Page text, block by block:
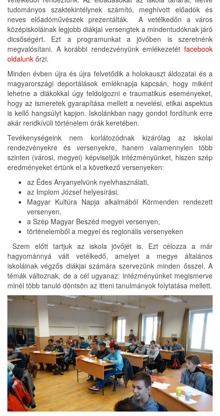
tudományos szaktekintélynek számító, meghívott előadók és
neves előadóművészek prezentálták. A vetélkedőn a város
középiskoláinak legjobb diákjai versengtek a mindentudóknak járó
dicsőségért. Ezt a programunkat a jövőben is szeretnénk
megvalósítani. A korábbi rendezvényünk emlékezetét facebook
oldalunk őrzi.
Minden évben újra és újra felvetődik a holokauszt áldozatai és a
magyarországi deportálások emléknapja kapcsán, hogy miként
lehetne a diákokkal úgy feldolgozni e traumatikus eseményeket,
hogy az ismeretek gyarapítása mellett a nevelési, etikai aspektus
is kellő hangsúlyt kapjon. Iskolánkban nagy gondot fordítunk erre
akár rendkívüli történelem órák keretében.
Tevékenységeink nem korlátozódnak kizárólag az iskolai
rendezvényekre és versenyekre, hanem valamennyien több
szinten (városi, megyei) képviseljük intézményünket, hiszen szép
eredményeket értünk el a következő versenyeken:
az Édes Anyanyelvünk nyelvhasználati,
az Implom József helyesírási,
Magyar Kultúra Napja alkalmából Körmenden rendezett
versenyen,
a Szép Magyar Beszéd megyei versenyen,
történelemből a megyei és regionális versenyeken
Szem előtt tartjuk az iskola jövőjét is. Ezt célozza a már
hagyománnyá vált vetélkedő, amelyet a megye általános
iskoláinak végzős diákjai számára szervezünk minden ősszel. A
témák változnak, de a cél ugyanaz: intézményünket megismerve
minél több tanuló döntsön az itteni tanulmányok folytatása mellett.